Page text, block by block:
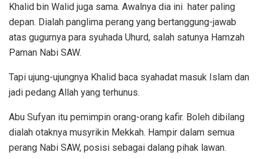
Khalid bin Walid juga sama. Awalnya dia ini hater paling
depan. Dialah panglima perang yang bertanggung-jawab
atas gugurnya para syuhada Uhurd, salah satunya Hamzah
Paman Nabi SAW.
Tapi ujung-ujungnya Khalid baca syahadat masuk Islam dan
jadi pedang Allah yang terhunus.
Abu Sufyan itu pemimpin orang-orang kafir. Boleh dibilang
dialah otaknya musyrikin Mekkah. Hampir dalam semua
perang Nabi SAW, posisi sebagai dalang pihak lawan.